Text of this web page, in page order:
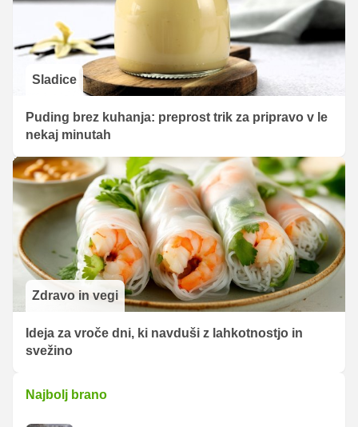
Sladice
Puding brez kuhanja: preprost trik za pripravo v le
nekaj minutah
Zdravo in vegi
Ideja za vroče dni, ki navduši z lahkotnostjo in
svežino
Najbolj brano